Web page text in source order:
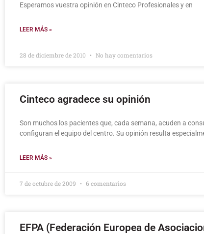
Esperamos vuestra opinión en Cinteco Profesionales y en
LEER MÁS »
28 de diciembre de 2010 No hay comentarios
Cinteco agradece su opinión
Son muchos los pacientes que, cada semana, acuden a
configuran el equipo del centro. Su opinión resulta
LEER MÁS »
7 de octubre de 2009 6 comentarios
EFPA (Federación Europea de